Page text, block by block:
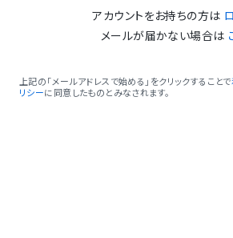
アカウントをお持ちの方は
メールが届かない場合は
上記の「メールアドレスで始める」をクリックすることで
リシーに同意したものとみなされます。